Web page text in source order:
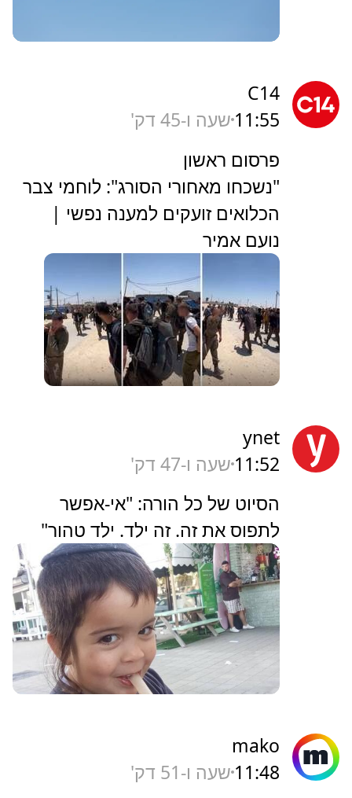
C14
11:55 שעה ו-45 דק'
פרסום ראשון
"נשכחו מאחורי הסורג": לוחמי צבר
הכלואים זועקים למענה נפשי |
נועם אמיר
ynet
11:52 שעה ו-47 דק'
הסיוט של כל הורה: "אי-אפשר
לתפוס את זה. זה ילד. ילד טהור"
mako
11:48 שעה ו-51 דק'